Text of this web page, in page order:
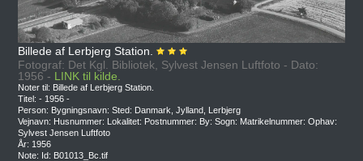
Billede af Lerbjerg Station.
Fotograf: Det Kgl. Bibliotek, Sylvest Jensen Luftfoto - Dato:
1956 - LINK til kilde.
Noter til: Billede af Lerbjerg Station.
Titel: - 1956 -
Person: Bygningsnavn: Sted: Danmark, Jylland, Lerbjerg
Vejnavn: Husnummer: Lokalitet: Postnummer: By: Sogn: Matrikelnummer: Ophav:
Sylvest Jensen Luftfoto
År: 1956
Note: Id: B01013_Bc.tif